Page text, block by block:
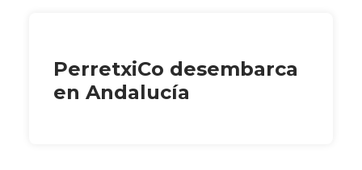
PerretxiCo desembarca
en Andalucía